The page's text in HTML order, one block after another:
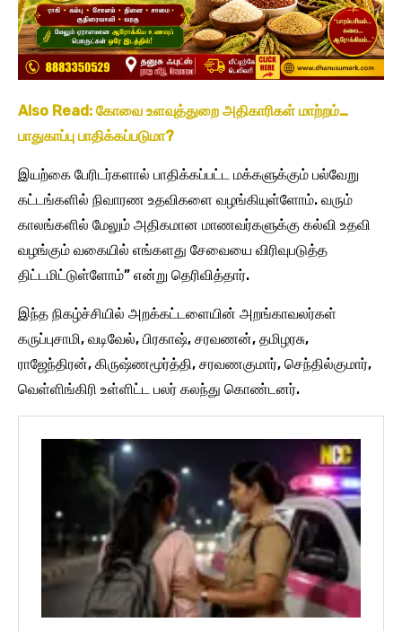
Also Read: கோவை உளவுத்துறை அதிகாரிகள் மாற்றம்…
பாதுகாப்பு பாதிக்கப்படுமா?
இயற்கை பேரிடர்களால் பாதிக்கப்பட்ட மக்களுக்கும் பல்வேறு
கட்டங்களில் நிவாரண உதவிகளை வழங்கியுள்ளோம். வரும்
காலங்களில் மேலும் அதிகமான மாணவர்களுக்கு கல்வி உதவி
வழங்கும் வகையில் எங்களது சேவையை விரிவுபடுத்த
திட்டமிட்டுள்ளோம்” என்று தெரிவித்தார்.
இந்த நிகழ்ச்சியில் அறக்கட்டளையின் அறங்காவலர்கள்
கருப்புசாமி, வடிவேல், பிரகாஷ், சரவணன், தமிழரசு,
ராஜேந்திரன், கிருஷ்ணமூர்த்தி, சரவணகுமார், செந்தில்குமார்,
வெள்ளிங்கிரி உள்ளிட்ட பலர் கலந்து கொண்டனர்.